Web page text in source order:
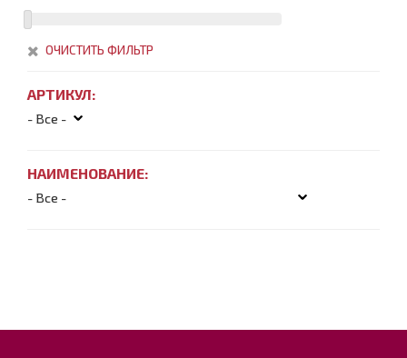
ОЧИСТИТЬ ФИЛЬТР
АРТИКУЛ:
НАИМЕНОВАНИЕ: